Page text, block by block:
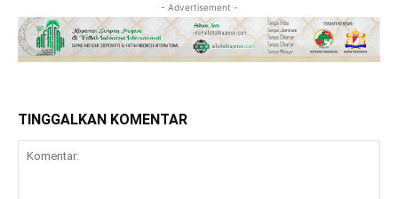
- Advertisement -
TINGGALKAN KOMENTAR